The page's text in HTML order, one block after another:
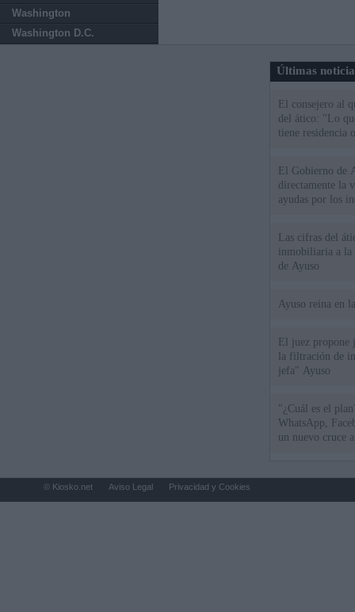
Washington
Washington D.C.
Últimas
El consejero al
del ático: "Lo
tiene residencia
El Gobierno de
directamente la
ayudas por los
Las cifras del
inmobiliaria a la
de Ayuso
Ayuso reina en
El juez propone
la filtración de
jefa" Ayuso
"¿Cuál es el
WhatsApp,
un nuevo cruce
© Kiosko.net Aviso Legal Privacidad y Cookies